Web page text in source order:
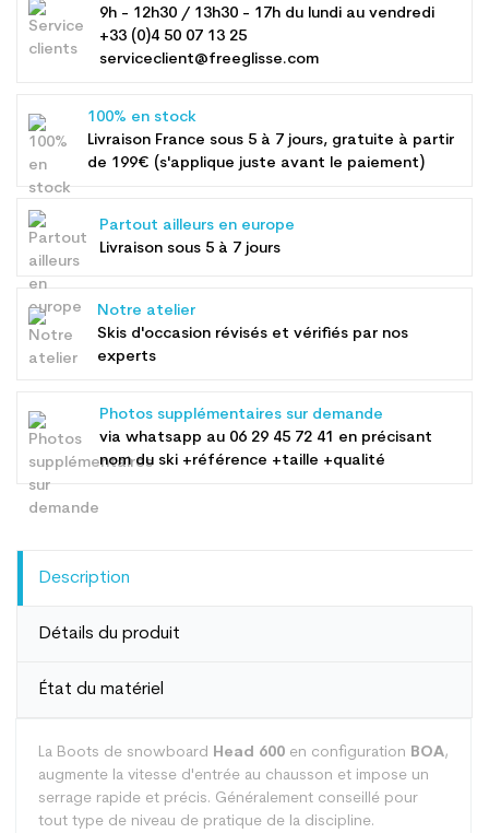
9h - 12h30 / 13h30 - 17h du lundi au vendredi
+33 (0)4 50 07 13 25
serviceclient@freeglisse.com
100% en stock
Livraison France sous 5 à 7 jours, gratuite à partir
de 199€ (s'applique juste avant le paiement)
Partout ailleurs en europe
Livraison sous 5 à 7 jours
Notre atelier
Skis d'occasion révisés et vérifiés par nos
experts
Photos supplémentaires sur demande
via whatsapp au 06 29 45 72 41 en précisant
nom du ski +référence +taille +qualité
Description
Détails du produit
État du matériel
La Boots de snowboard Head 600 en configuration BOA,
augmente la vitesse d'entrée au chausson et impose un
serrage rapide et précis. Généralement conseillé pour
tout type de niveau de pratique de la discipline.